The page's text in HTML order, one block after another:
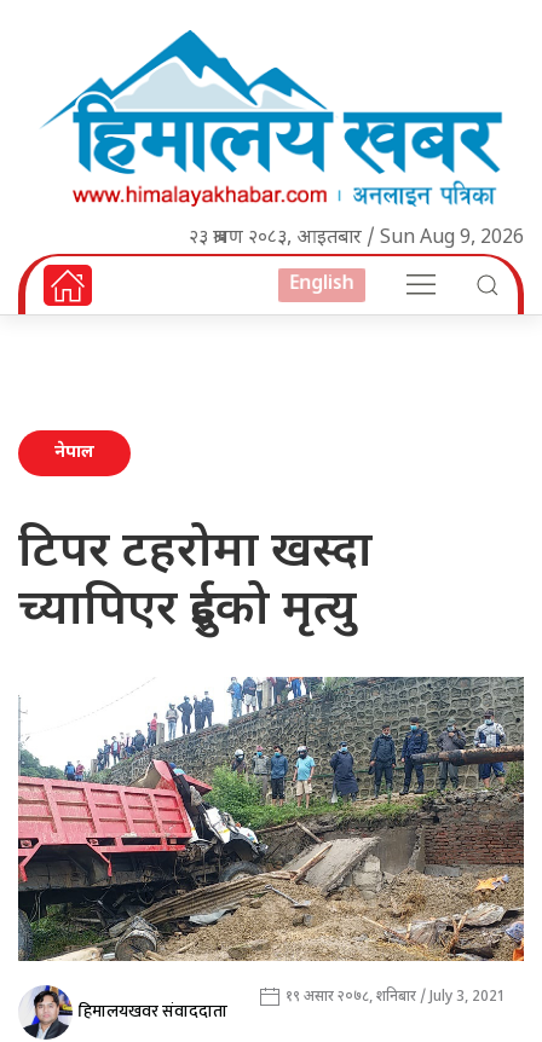
२३ श्रावण २०८३, आइतबार / Sun Aug 9, 2026
English
नेपाल
टिपर टहरोमा खस्दा
च्यापिएर दुईको मृत्यु
हिमालयखवर संवाददाता १९ असार २०७८, शनिबार / July 3, 2021